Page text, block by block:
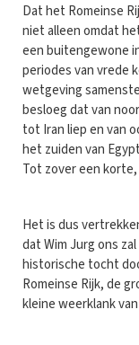
Dat het Romeinse
niet alleen omdat
een buitengewone
periodes van vrede
wetgeving
besloeg dat van
tot Iran liep en van
het zuiden van
Tot zover een
Het is dus
dat Wim Jurg ons
historische tocht
Romeinse Rijk, de
kleine weerklank